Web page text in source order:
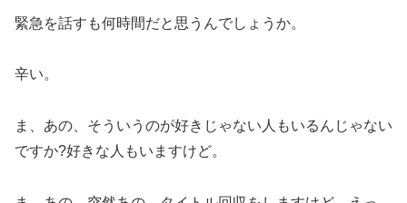
緊急を話すも何時間だと思うんでしょうか。
辛い。
ま、あの、そういうのが好きじゃない人もいるんじゃない
ですか?好きな人もいますけど。